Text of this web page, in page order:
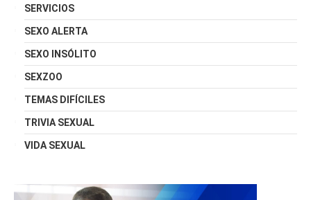
SERVICIOS
SEXO ALERTA
SEXO INSÓLITO
SEXZOO
TEMAS DIFÍCILES
TRIVIA SEXUAL
VIDA SEXUAL